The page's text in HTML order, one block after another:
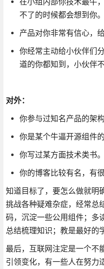
不了的时候都会想到你。
产品对你非常有信心，
你经常主动给小伙伴们
道的你都知到，小伙伴
对外：
你参与过知名产品的架
你是某个牛逼开源组件的
你写过某方面技术类书。
你的博客比较有名，有很
知道目标了，要怎么做就明
挑战各种疑难杂症，经常总
码，沉淀一些公用组件；多
总结梳理知识；教是最好的
最后，互联网注定是一个不
引领变化，有一些人在努力